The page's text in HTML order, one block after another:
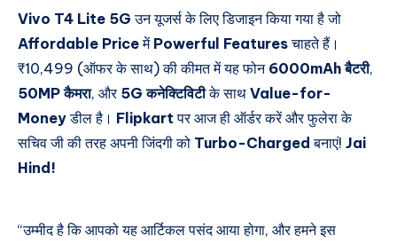
Vivo T4 Lite 5G उन यूजर्स के लिए डिजाइन किया गया है जो
Affordable Priceमें Powerful Featuresचाहते हैं।
₹10,499 (ऑफर के साथ) की कीमत में यह फोन 6000mAh बैटरी,
50MP कैमरा, और 5G कनेक्टिविटीके साथ Value-for-
Moneyडील है। Flipkart पर आज ही ऑर्डर करें और फुलेरा के
सचिव जी की तरह अपनी जिंदगी को Turbo-Charged बनाएं! Jai
Hind!
“उम्मीद है कि आपको यह आर्टिकल पसंद आया होगा, और हमने इस